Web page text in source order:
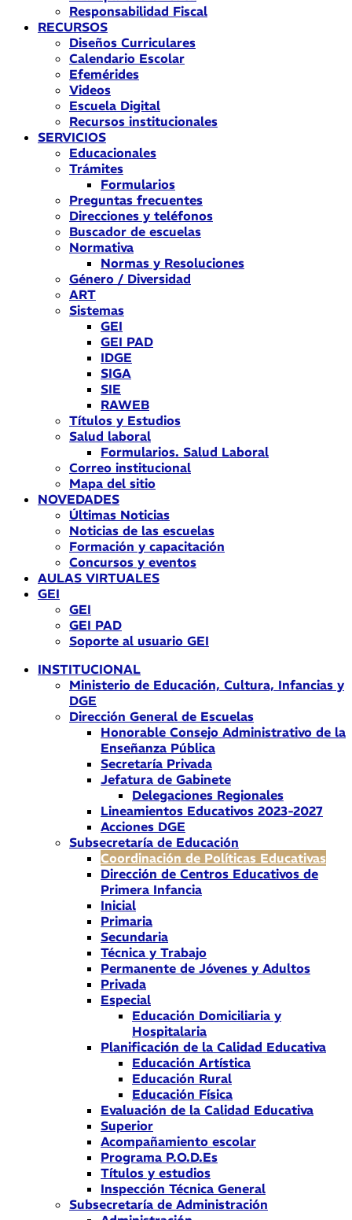
Responsabilidad Fiscal
RECURSOS
Diseños Curriculares
Calendario Escolar
Efemérides
Videos
Escuela Digital
Recursos institucionales
SERVICIOS
Educacionales
Trámites
Formularios
Preguntas frecuentes
Direcciones y teléfonos
Buscador de escuelas
Normativa
Normas y Resoluciones
Género / Diversidad
ART
Sistemas
GEI
GEI PAD
IDGE
SIGA
SIE
RAWEB
Títulos y Estudios
Salud laboral
Formularios. Salud Laboral
Correo institucional
Mapa del sitio
NOVEDADES
Últimas Noticias
Noticias de las escuelas
Formación y capacitación
Concursos y eventos
AULAS VIRTUALES
GEI
GEI
GEI PAD
Soporte al usuario GEI
INSTITUCIONAL
Ministerio de Educación, Cultura, Infancias y
DGE
Dirección General de Escuelas
Honorable Consejo Administrativo de la
Enseñanza Pública
Secretaría Privada
Jefatura de Gabinete
Delegaciones Regionales
Lineamientos Educativos 2023-2027
Acciones DGE
Subsecretaría de Educación
Coordinación de Políticas Educativas
Dirección de Centros Educativos de
Primera Infancia
Inicial
Primaria
Secundaria
Técnica y Trabajo
Permanente de Jóvenes y Adultos
Privada
Especial
Educación Domiciliaria y
Hospitalaria
Planificación de la Calidad Educativa
Educación Artística
Educación Rural
Educación Física
Evaluación de la Calidad Educativa
Superior
Acompañamiento escolar
Programa P.O.D.Es
Títulos y estudios
Inspección Técnica General
Subsecretaría de Administración